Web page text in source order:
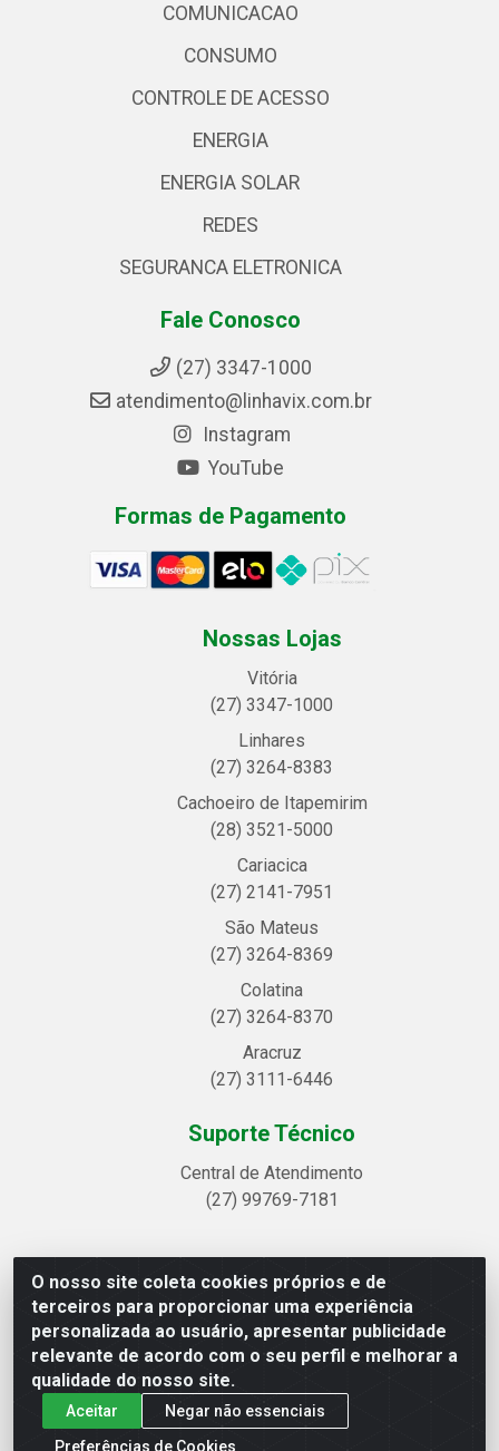
O nosso site coleta cookies próprios e de
terceiros para proporcionar uma experiência
personalizada ao usuário, apresentar publicidade
relevante de acordo com o seu perfil e melhorar a
qualidade do nosso site.
Aceitar
Negar não essenciais
Preferências de Cookies
COMUNICACAO
CONSUMO
CONTROLE DE ACESSO
ENERGIA
ENERGIA SOLAR
REDES
SEGURANCA ELETRONICA
Fale Conosco
(27) 3347-1000
atendimento@linhavix.com.br
Instagram
YouTube
Formas de Pagamento
Nossas Lojas
Vitória
(27) 3347-1000
Linhares
(27) 3264-8383
Cachoeiro de Itapemirim
(28) 3521-5000
Cariacica
(27) 2141-7951
São Mateus
(27) 3264-8369
Colatina
(27) 3264-8370
Aracruz
(27) 3111-6446
Suporte Técnico
Central de Atendimento
(27) 99769-7181
Linhavix Distribuidora LTDA - Avenida Alegre, 2521 -
Quadra314 Lote 05 e 07 - Shell, Linhares/ES - CEP
29.901-605 - CNPJ 20.857.514/0001-75